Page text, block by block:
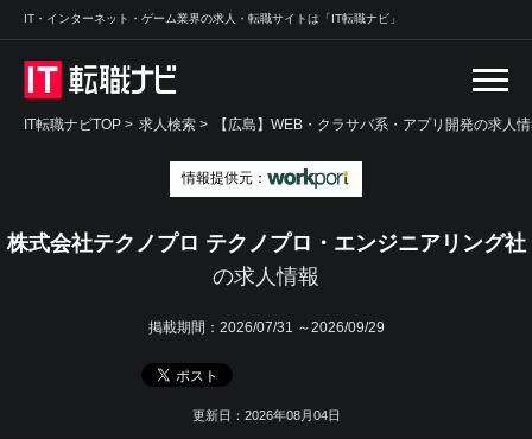
IT・インターネット・ゲーム業界の求人・転職サイトは「IT転職ナビ」
IT転職ナビTOP > 求人検索 > 【広島】WEB・クラサバ系・アプリ開発の求人
情報提供元：
株式会社テクノプロ テクノプロ・エンジニアリング社
の求人情報
掲載期間： 2026/07/31 ～2026/09/29
更新日：2026年08月04日